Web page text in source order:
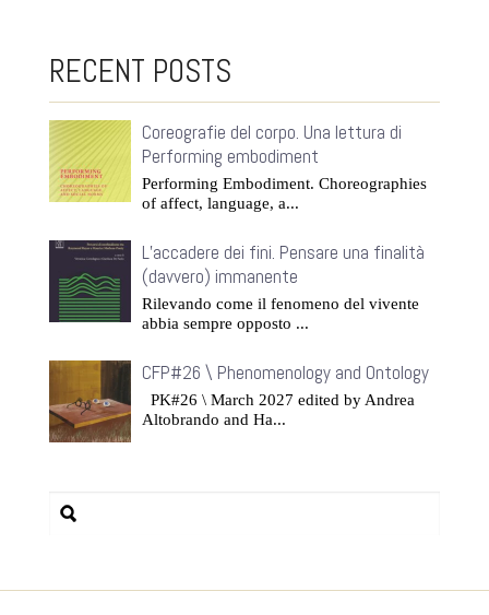
RECENT POSTS
Coreografie del corpo. Una lettura di
Performing embodiment
Performing Embodiment. Choreographies
of affect, language, a...
L’accadere dei fini. Pensare una finalità
(davvero) immanente
Rilevando come il fenomeno del vivente
abbia sempre opposto ...
CFP#26 \ Phenomenology and Ontology
PK#26 \ March 2027 edited by Andrea
Altobrando and Ha...